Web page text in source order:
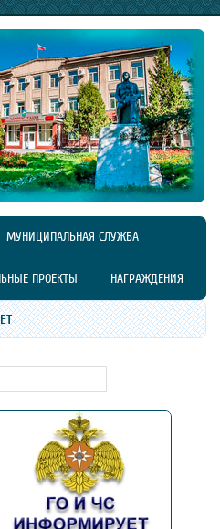
МУНИЦИПАЛЬНАЯ СЛУЖБА
ПРОЕКТЫ НАГРАЖДЕНИЯ